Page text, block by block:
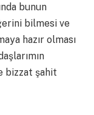
bunun
bilmesi ve
hazır olması
bizzat şahit